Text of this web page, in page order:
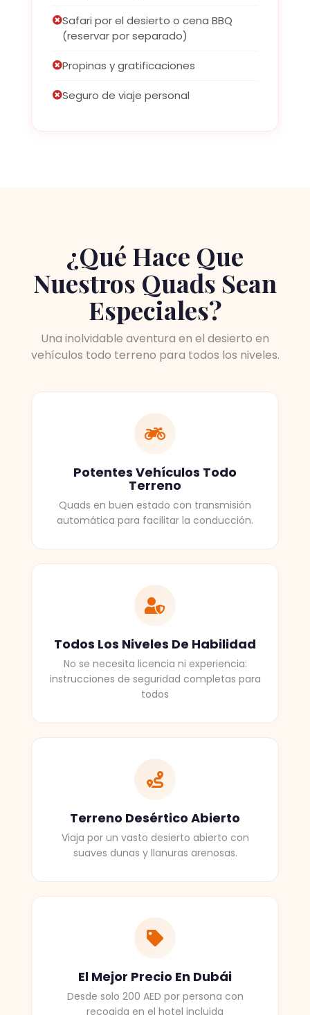
Safari por el desierto o cena BBQ
(reservar por separado)
Propinas y gratificaciones
Seguro de viaje personal
¿Qué Hace Que
Nuestros Quads Sean
Especiales?
Una inolvidable aventura en el desierto en
vehículos todo terreno para todos los niveles.
Potentes Vehículos Todo
Terreno
Quads en buen estado con transmisión
automática para facilitar la conducción.
Todos Los Niveles De Habilidad
No se necesita licencia ni experiencia:
instrucciones de seguridad completas para
todos
Terreno Desértico Abierto
Viaja por un vasto desierto abierto con
suaves dunas y llanuras arenosas.
El Mejor Precio En Dubái
Desde solo 200 AED por persona con
recogida en el hotel incluida